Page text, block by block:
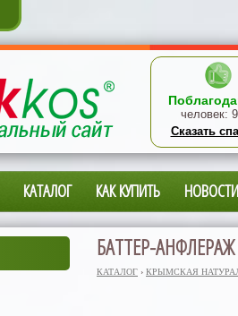
человек:
Сказать
КАТАЛОГ КАК КУПИТЬ НОВОСТИ
БАТТЕР-
КАТАЛОГ › КРЫМСКАЯ